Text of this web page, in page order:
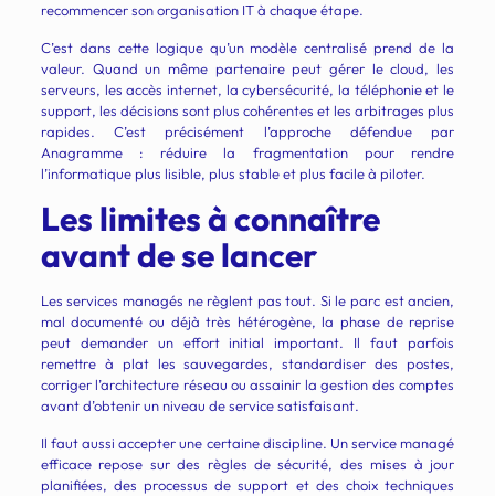
recommencer son organisation IT à chaque étape.
C’est dans cette logique qu’un modèle centralisé prend de la
valeur. Quand un même partenaire peut gérer le cloud, les
serveurs, les accès internet, la cybersécurité, la téléphonie et le
support, les décisions sont plus cohérentes et les arbitrages plus
rapides. C’est précisément l’approche défendue par
Anagramme : réduire la fragmentation pour rendre
l’informatique plus lisible, plus stable et plus facile à piloter.
Les limites à connaître
avant de se lancer
Les services managés ne règlent pas tout. Si le parc est ancien,
mal documenté ou déjà très hétérogène, la phase de reprise
peut demander un effort initial important. Il faut parfois
remettre à plat les sauvegardes, standardiser des postes,
corriger l’architecture réseau ou assainir la gestion des comptes
avant d’obtenir un niveau de service satisfaisant.
Il faut aussi accepter une certaine discipline. Un service managé
efficace repose sur des règles de sécurité, des mises à jour
planifiées, des processus de support et des choix techniques